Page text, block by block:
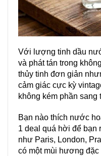
Với lượng tinh dầu
và phát tán trong
thủy tinh đơn giản
cảm giác cực kỳ
không kém phần sang
Bạn nào thích nước
1 deal quá hời để bạn
như Paris, London,
có một mùi hương